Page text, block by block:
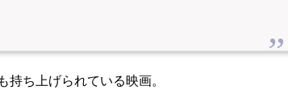
持ち上げられている映画。